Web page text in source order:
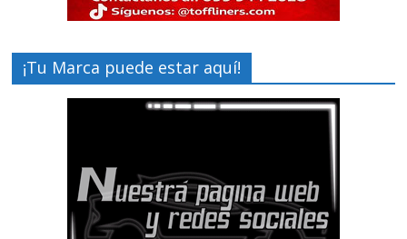
¡Tu Marca puede estar aquí!